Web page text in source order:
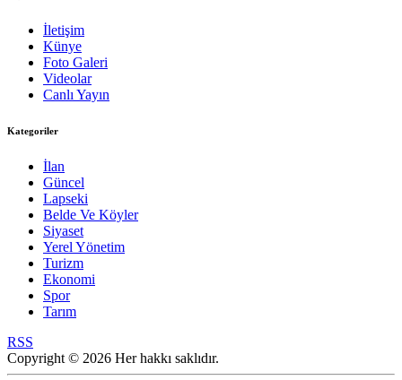
İletişim
Künye
Foto Galeri
Videolar
Canlı Yayın
Kategoriler
İlan
Güncel
Lapseki
Belde Ve Köyler
Siyaset
Yerel Yönetim
Turizm
Ekonomi
Spor
Tarım
RSS
Copyright © 2026 Her hakkı saklıdır.